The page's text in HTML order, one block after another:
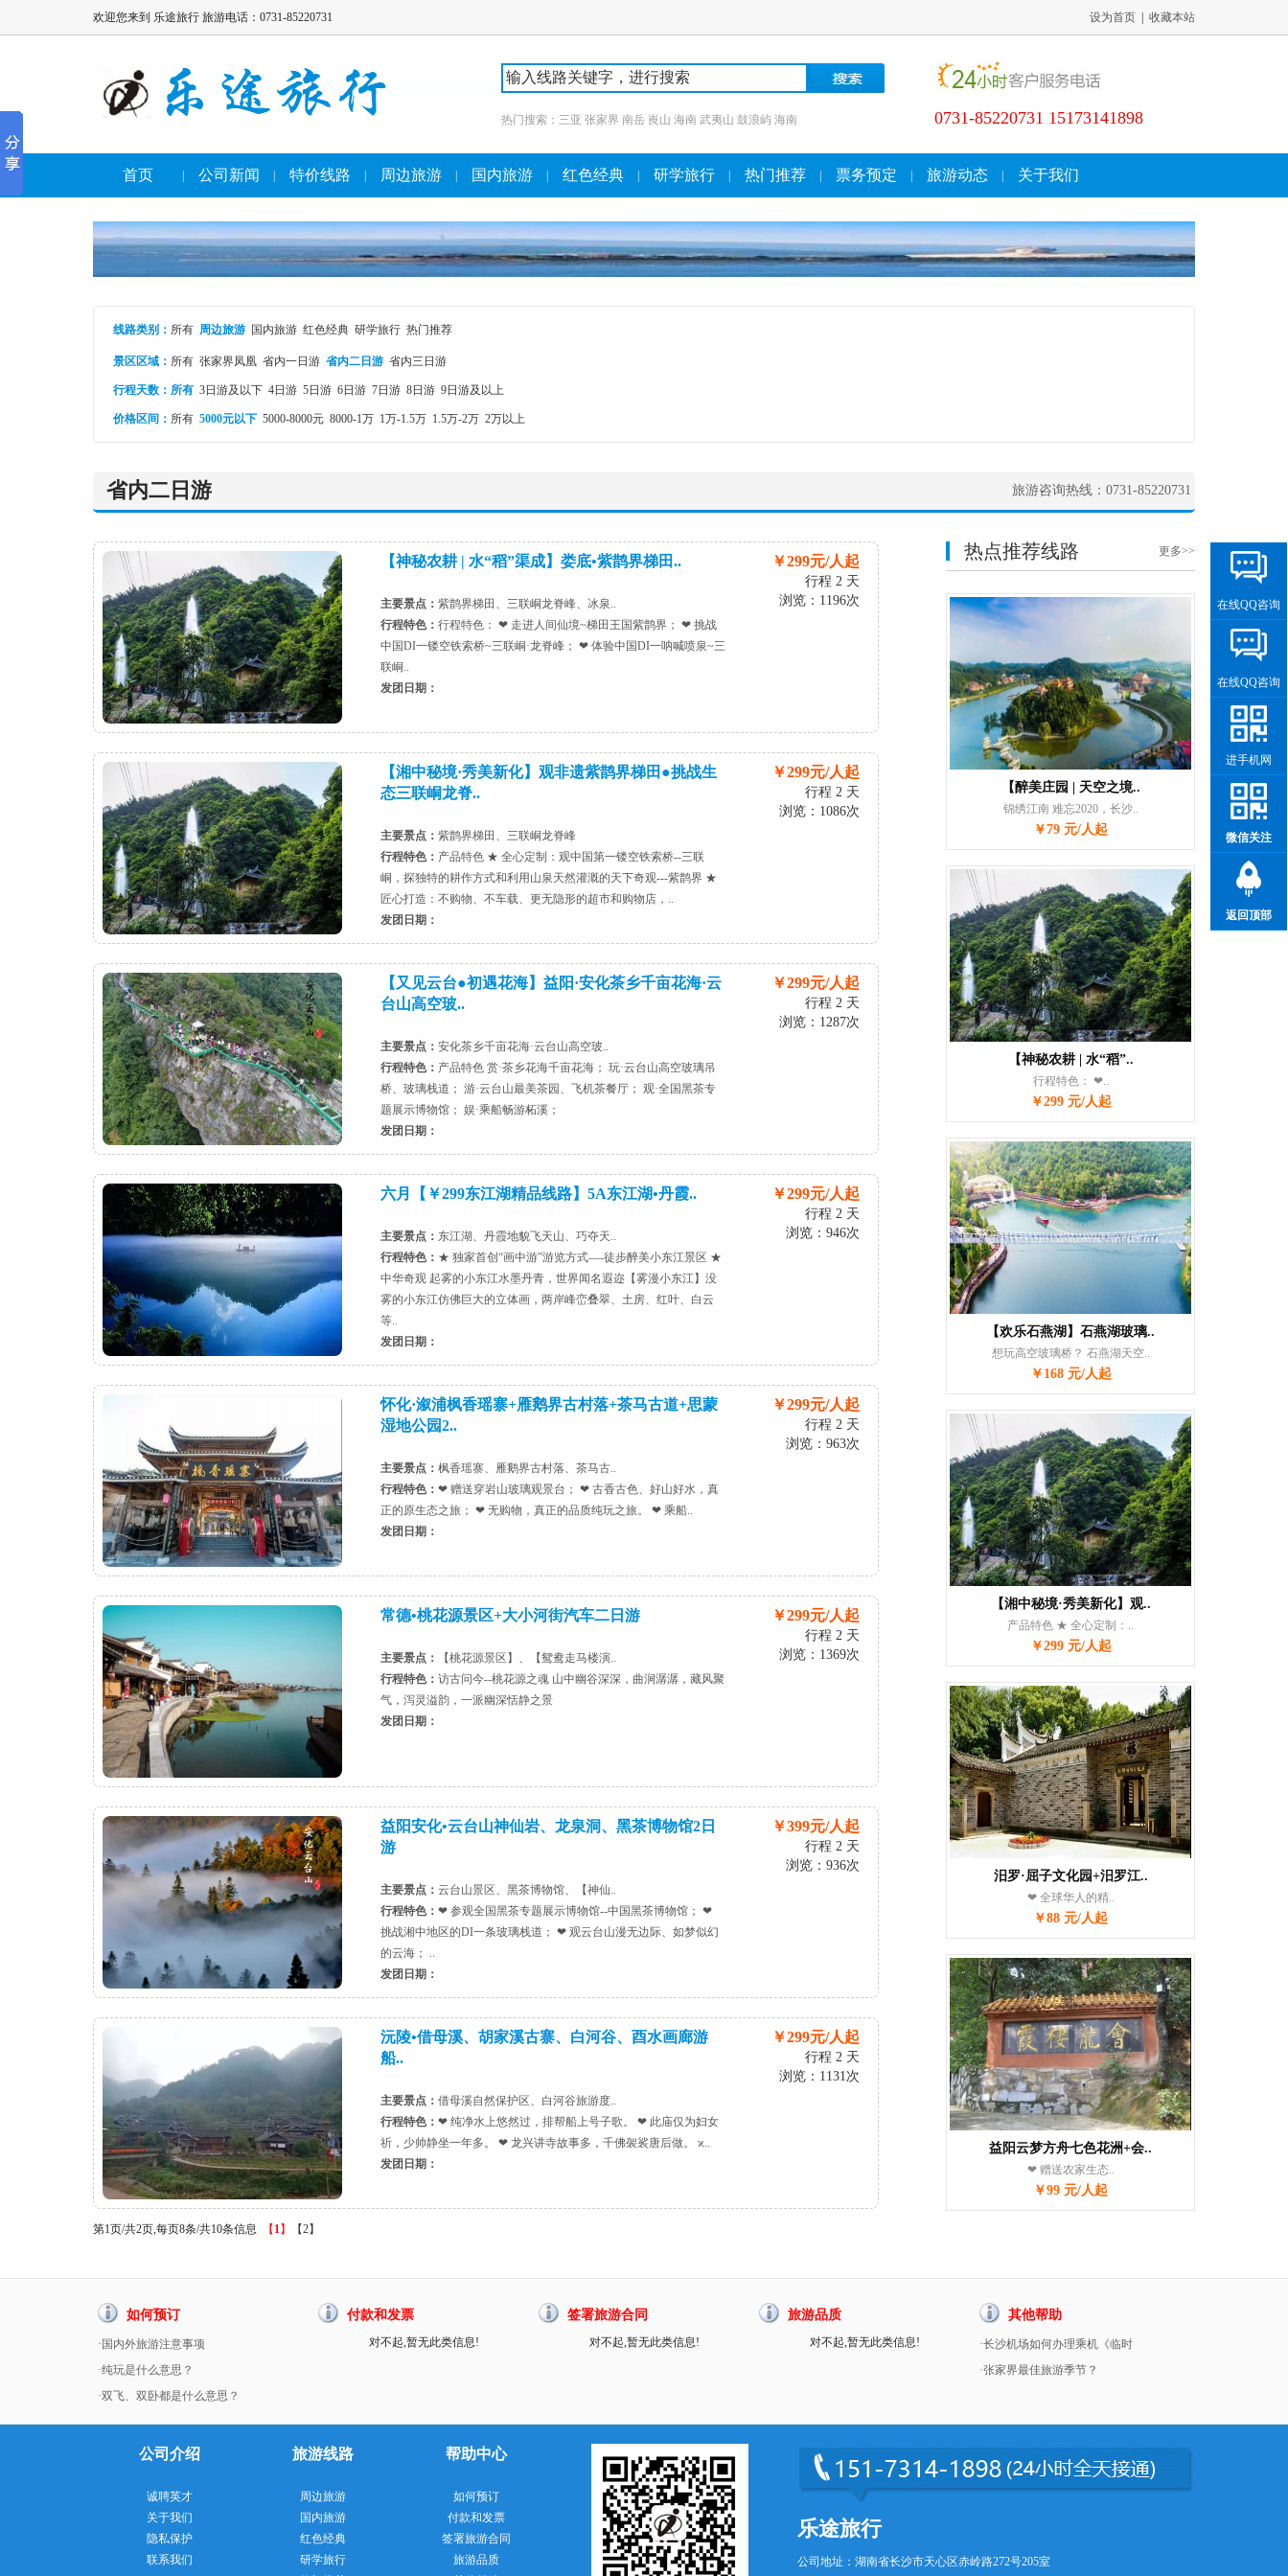
欢迎您来到 乐途旅行 旅游电话：0731-85220731 设为首页 收藏本站
热门搜索： 三亚 张家界 南岳 崀山 海南 武夷山 鼓浪屿 海南 0731-85220731 15173141898
首页 公司新闻 特价线路 周边旅游 国内旅游 红色经典 研学旅行 热门推荐 票务预定 旅游动态 关于我们
线路类别 ： 所有 周边旅游 国内旅游 红色经典 研学旅行 热门推荐
景区区域： 所有 张家界凤凰 省内一日游 省内二日游 省内三日游
行程天数： 所有 3日游及以下 4日游 5日游 6日游 7日游 8日游 9日游及以上
价格区间： 所有 5000元以下 5000-8000元 8000-1万 1万-1.5万 1.5万-2万 2万以上
省内二日游 旅游咨询热线：0731-85220731
【神秘农耕 | 水“稻”渠成】娄底•紫鹊界梯田..
主要景点： 紫鹊界梯田、三联峒龙脊峰、冰泉..
行程特色： 行程特色： ❤ 走进人间仙境~梯田王国紫鹊界； ❤ 挑战
中国DI一镂空铁索桥~三联峒·龙脊峰； ❤ 体验中国DI一呐喊喷泉~三
联峒..
发团日期：
￥299元/人起
行程 2 天
浏览：1196次
【湘中秘境·秀美新化】观非遗紫鹊界梯田●挑战生
态三联峒龙脊..
主要景点： 紫鹊界梯田、三联峒龙脊峰
行程特色： 产品特色 ★ 全心定制：观中国第一镂空铁索桥--三联
峒，探独特的耕作方式和利用山泉天然灌溉的天下奇观---紫鹊界 ★
匠心打造：不购物、不车载、更无隐形的超市和购物店，..
发团日期：
￥299元/人起
行程 2 天
浏览：1086次
【又见云台●初遇花海】益阳·安化茶乡千亩花海·云
台山高空玻..
主要景点： 安化茶乡千亩花海·云台山高空玻..
行程特色： 产品特色 赏·茶乡花海千亩花海； 玩·云台山高空玻璃吊
桥、玻璃栈道； 游·云台山最美茶园、飞机茶餐厅； 观·全国黑茶专
题展示博物馆； 娱·乘船畅游柘溪；
发团日期：
￥299元/人起
行程 2 天
浏览：1287次
六月【￥299东江湖精品线路】5A东江湖•丹霞..
主要景点： 东江湖、丹霞地貌飞天山、巧夺天..
行程特色： ★ 独家首创“画中游”游览方式—-徒步醉美小东江景区 ★
中华奇观 起雾的小东江水墨丹青，世界闻名遐迩【雾漫小东江】没
雾的小东江仿佛巨大的立体画，两岸峰峦叠翠、土房、红叶、白云
等..
发团日期：
￥299元/人起
行程 2 天
浏览：946次
怀化·溆浦枫香瑶寨+雁鹅界古村落+茶马古道+思蒙
湿地公园2..
主要景点： 枫香瑶寨、雁鹅界古村落、茶马古..
行程特色： ❤ 赠送穿岩山玻璃观景台； ❤ 古香古色、好山好水，真
正的原生态之旅； ❤ 无购物，真正的品质纯玩之旅。 ❤ 乘船..
发团日期：
￥299元/人起
行程 2 天
浏览：963次
常德•桃花源景区+大小河街汽车二日游
主要景点：
【桃花源景区】、【鸳鸯走马楼演..
行程特色： 访古问今--桃花源之魂 山中幽谷深深，曲涧潺潺，藏风聚
气，泻灵溢韵，一派幽深恬静之景
发团日期：
￥299元/人起
行程 2 天
浏览：1369次
益阳安化•云台山神仙岩、龙泉洞、黑茶博物馆2日
游
主要景点： 云台山景区、黑茶博物馆、【神仙..
行程特色： ❤ 参观全国黑茶专题展示博物馆--中国黑茶博物馆； ❤
挑战湘中地区的DI一条玻璃栈道； ❤ 观云台山漫无边际、如梦似幻
的云海； ..
发团日期：
￥399元/人起
行程 2 天
浏览：936次
沅陵•借母溪、胡家溪古寨、白河谷、酉水画廊游
船..
主要景点： 借母溪自然保护区、白河谷旅游度..
行程特色： ❤ 纯净水上悠然过，排帮船上号子歌。 ❤ 此庙仅为妇女
祈，少帅静坐一年多。 ❤ 龙兴讲寺故事多，千佛袈裟唐后做。 ϰ..
发团日期：
￥299元/人起
行程 2 天
浏览：1131次
第1页/共2页,每页8条/共10条信息 【1 】 【2】
热点推荐线路 更多>>
【醉美庄园 | 天空之境..
锦绣江南 难忘2020，长沙..
￥79 元/人起
【神秘农耕 | 水“稻”..
行程特色： ❤..
￥299 元/人起
【欢乐石燕湖】石燕湖玻璃..
想玩高空玻璃桥？ 石燕湖天空..
￥168 元/人起
【湘中秘境·秀美新化】观..
产品特色 ★ 全心定制：..
￥299 元/人起
汨罗·屈子文化园+汨罗江..
❤ 全球华人的精..
￥88 元/人起
益阳云梦方舟七色花洲+会..
❤ 赠送农家生态..
￥99 元/人起
如何预订
·国内外旅游注意事项
·纯玩是什么意思？
·双飞、双卧都是什么意思？
付款和发票
对不起,暂无此类信息!
签署旅游合同
对不起,暂无此类信息!
旅游品质
对不起,暂无此类信息!
其他帮助
·长沙机场如何办理乘机《临时
·张家界最佳旅游季节？
公司介绍
诚聘英才
关于我们
隐私保护
联系我们
旅游线路
周边旅游
国内旅游
红色经典
研学旅行
帮助中心
如何预订
付款和发票
签署旅游合同
旅游品质
乐途旅行
公司地址：湖南省长沙市天心区赤岭路272号205室
在线QQ咨询
在线QQ咨询
进手机网
微信关注
返回顶部